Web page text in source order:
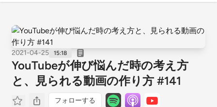
2021-04-25 15:18
YouTubeが伸び悩んだ時の考え方
と、見られる動画の作り方 #141
フォローする